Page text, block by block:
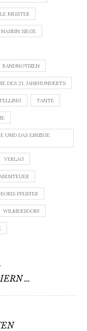
MEISTER
NASRIN SIEGE
RANDNOTIZEN
DES 21. JAHRHUNDERTS
TANTE
UND DAS EINZIGE
VERLAG
PFEIFFER
WILMERSDORF
…